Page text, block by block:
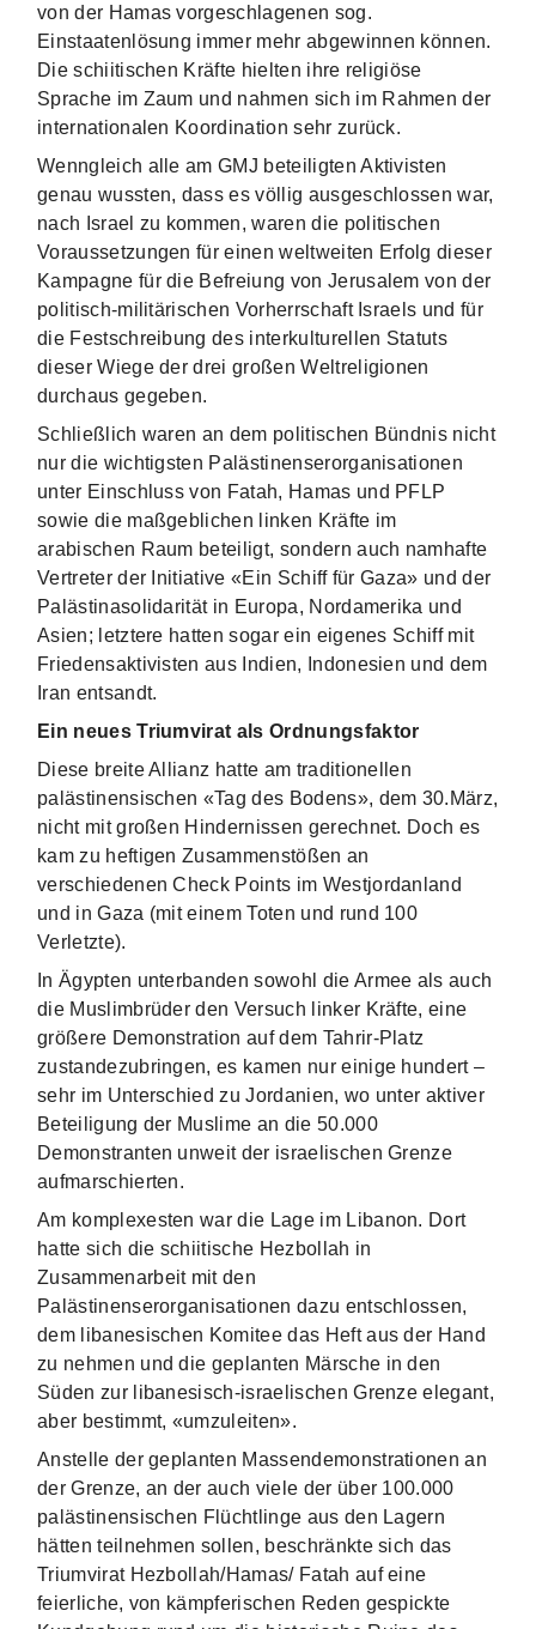
von der Hamas vorgeschlagenen sog.
Einstaatenlösung immer mehr abgewinnen können.
Die schiitischen Kräfte hielten ihre religiöse
Sprache im Zaum und nahmen sich im Rahmen der
internationalen Koordination sehr zurück.
Wenngleich alle am GMJ beteiligten Aktivisten
genau wussten, dass es völlig ausgeschlossen war,
nach Israel zu kommen, waren die politischen
Voraussetzungen für einen weltweiten Erfolg dieser
Kampagne für die Befreiung von Jerusalem von der
politisch-militärischen Vorherrschaft Israels und für
die Festschreibung des interkulturellen Statuts
dieser Wiege der drei großen Weltreligionen
durchaus gegeben.
Schließlich waren an dem politischen Bündnis nicht
nur die wichtigsten Palästinenserorganisationen
unter Einschluss von Fatah, Hamas und PFLP
sowie die maßgeblichen linken Kräfte im
arabischen Raum beteiligt, sondern auch namhafte
Vertreter der Initiative «Ein Schiff für Gaza» und der
Palästinasolidarität in Europa, Nordamerika und
Asien; letztere hatten sogar ein eigenes Schiff mit
Friedensaktivisten aus Indien, Indonesien und dem
Iran entsandt.
Ein neues Triumvirat als Ordnungsfaktor
Diese breite Allianz hatte am traditionellen
palästinensischen «Tag des Bodens», dem 30.März,
nicht mit großen Hindernissen gerechnet. Doch es
kam zu heftigen Zusammenstößen an
verschiedenen Check Points im Westjordanland
und in Gaza (mit einem Toten und rund 100
Verletzte).
In Ägypten unterbanden sowohl die Armee als auch
die Muslimbrüder den Versuch linker Kräfte, eine
größere Demonstration auf dem Tahrir-Platz
zustandezubringen, es kamen nur einige hundert –
sehr im Unterschied zu Jordanien, wo unter aktiver
Beteiligung der Muslime an die 50.000
Demonstranten unweit der israelischen Grenze
aufmarschierten.
Am komplexesten war die Lage im Libanon. Dort
hatte sich die schiitische Hezbollah in
Zusammenarbeit mit den
Palästinenserorganisationen dazu entschlossen,
dem libanesischen Komitee das Heft aus der Hand
zu nehmen und die geplanten Märsche in den
Süden zur libanesisch-israelischen Grenze elegant,
aber bestimmt, «umzuleiten».
Anstelle der geplanten Massendemonstrationen an
der Grenze, an der auch viele der über 100.000
palästinensischen Flüchtlinge aus den Lagern
hätten teilnehmen sollen, beschränkte sich das
Triumvirat Hezbollah/Hamas/ Fatah auf eine
feierliche, von kämpferischen Reden gespickte